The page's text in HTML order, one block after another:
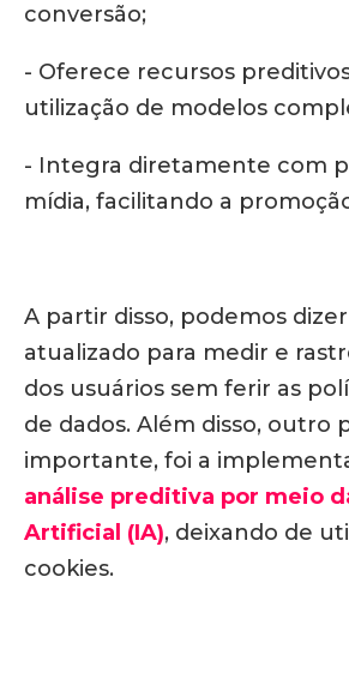
conversão;
- Oferece recursos
utilização de modelos
- Integra diretamente com
mídia, facilitando a
A partir disso, podemos
atualizado para medir e
dos usuários sem ferir as
de dados. Além disso, outro
importante, foi a
análise preditiva por meio
Artificial (IA), deixando de
cookies.